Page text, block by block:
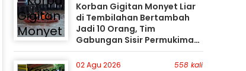
Korban Gigitan Monyet Liar
di Tembilahan Bertambah
Jadi 10 Orang, Tim
Gabungan Sisir Permukiman
Gunakan Perahu Karet
02 Agu 2026 558 kali